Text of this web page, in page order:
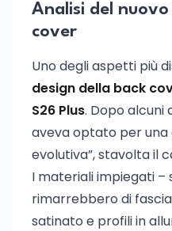
Analisi del
cover
Uno degli aspetti più
design della back
S26 Plus. Dopo alcuni
aveva optato per
evolutiva”, stavolta il
I materiali impiegati –
rimarrebbero di
satinato e profili in